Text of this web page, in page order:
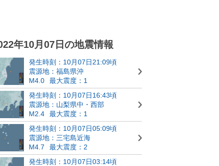
年10月07日の地震情報
発生時刻：10月07日21:09頃
震源地：福島県沖
M4.0
最大震度：1
発生時刻：10月07日16:43頃
震源地：山梨県中・西部
M2.4
最大震度：1
発生時刻：10月07日05:09頃
震源地：三宅島近海
M4.7
最大震度：2
発生時刻：10月07日03:14頃